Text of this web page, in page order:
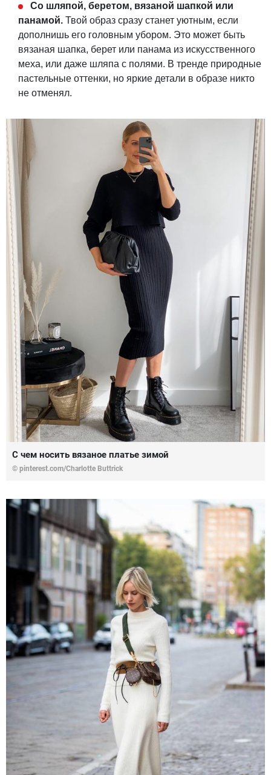
Со шляпой, беретом, вязаной шапкой или
панамой. Твой образ сразу станет уютным, если
дополнишь его головным убором. Это может быть
вязаная шапка, берет или панама из искусственного
меха, или даже шляпа с полями. В тренде природные
пастельные оттенки, но яркие детали в образе никто
не отменял.
С чем носить вязаное платье зимой
© pinterest.com/Charlotte Buttrick